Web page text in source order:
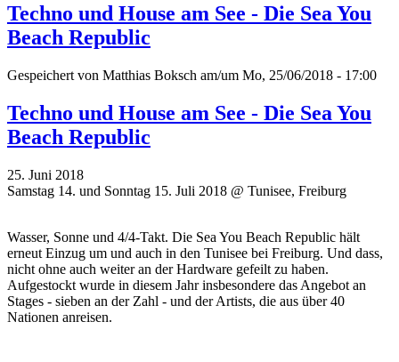
Techno und House am See - Die Sea You
Beach Republic
Gespeichert von Matthias Boksch am/um Mo, 25/06/2018 - 17:00
Techno und House am See - Die Sea You
Beach Republic
25. Juni 2018
Samstag 14. und Sonntag 15. Juli 2018 @ Tunisee, Freiburg
Wasser, Sonne und 4/4-Takt. Die Sea You Beach Republic hält
erneut Einzug um und auch in den Tunisee bei Freiburg. Und dass,
nicht ohne auch weiter an der Hardware gefeilt zu haben.
Aufgestockt wurde in diesem Jahr insbesondere das Angebot an
Stages - sieben an der Zahl - und der Artists, die aus über 40
Nationen anreisen.